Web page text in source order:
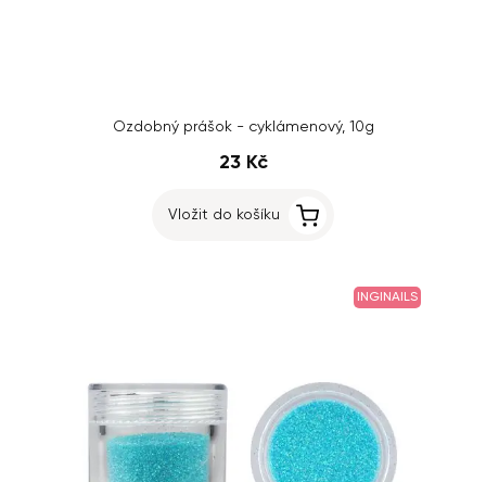
Ozdobný prášok - cyklámenový, 10g
23 Kč
Vložit do košíku
INGINAILS